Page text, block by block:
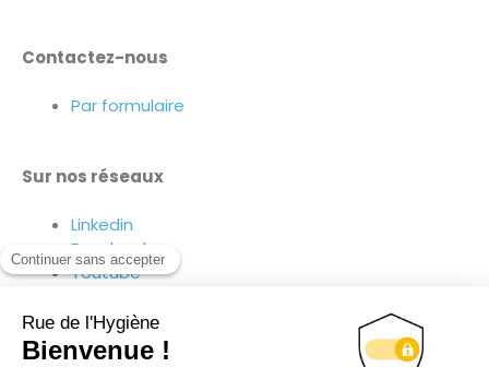
Contactez-nous
Par formulaire
Sur nos réseaux
Linkedin
Facebook
Youtube